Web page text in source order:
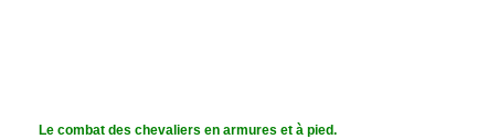
Le combat des chevaliers en armures et à pied.